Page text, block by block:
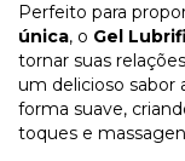
Perfeito para
única, o Gel
tornar suas
um delicioso sabor
forma suave,
toques e